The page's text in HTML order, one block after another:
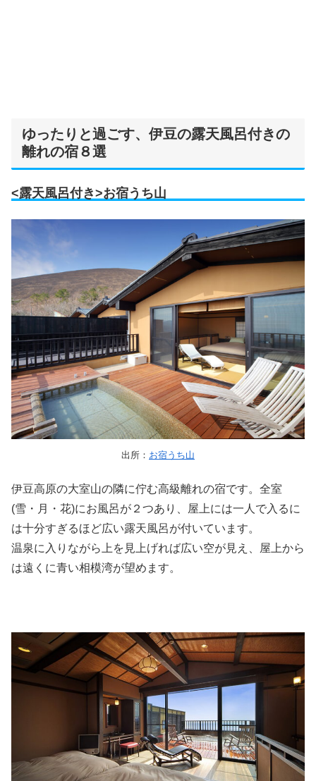
ゆったりと過ごす、伊豆の露天風呂付きの
離れの宿８選
<露天風呂付き>お宿うち山
出所： お宿うち山
伊豆高原の大室山の隣に佇む高級離れの宿です。全室
(雪・月・花)にお風呂が２つあり、屋上には一人で入るに
は十分すぎるほど広い露天風呂が付いています。
温泉に入りながら上を見上げれば広い空が見え、屋上から
は遠くに青い相模湾が望めます。